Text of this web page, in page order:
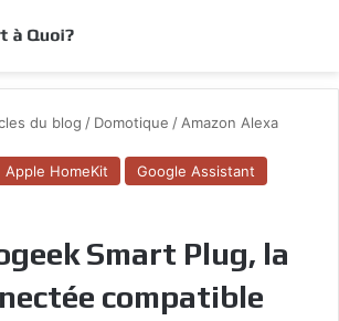
du blog / Domotique / Amazon Alexa
Apple HomeKit
Google Assistant
Smart Plug, la
compatible